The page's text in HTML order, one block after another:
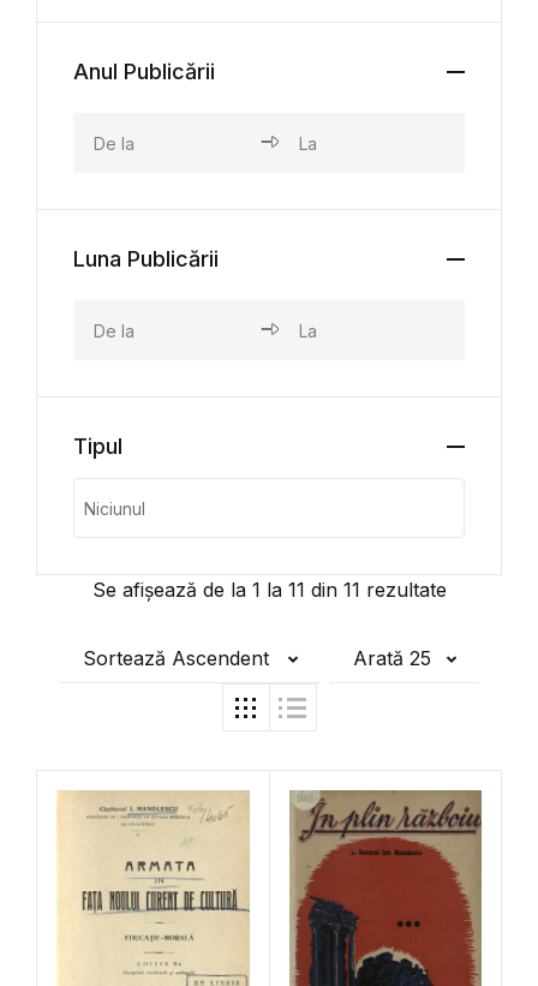
Se afișează de la 1 la 11 din 11 rezultate
Sortează Ascendent Arată 25
Anul Publicării
Luna Publicării
Tipul